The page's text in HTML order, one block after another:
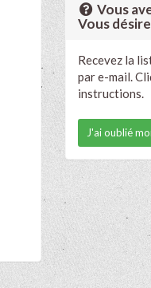
Vous
Vous
Recevez la
par e-mail.
instructions.
J'ai oublié